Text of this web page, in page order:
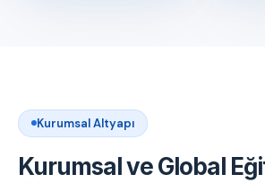
Kurumsal Altyapı
Kurumsal ve Global